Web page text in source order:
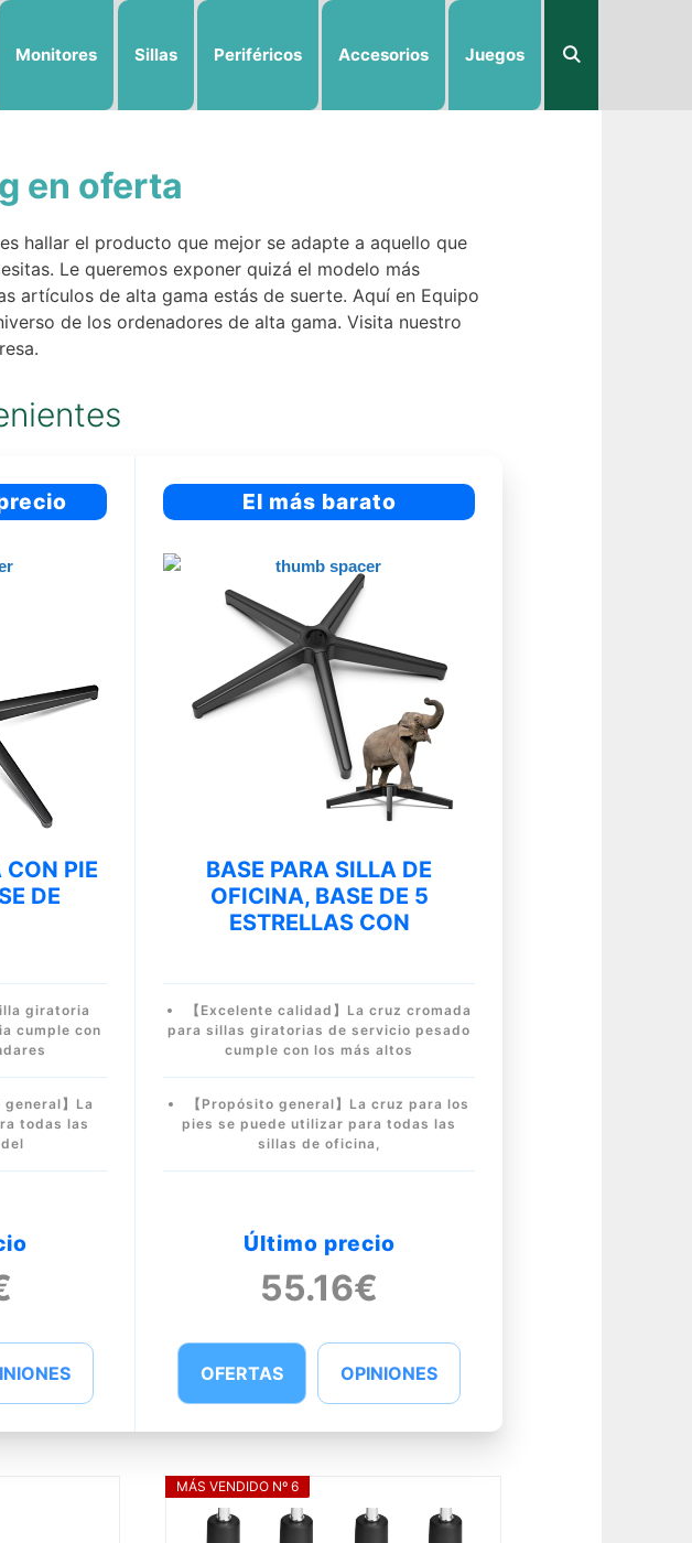
Monitores Sillas Periféricos Accesorios Juegos
en oferta
hallar el producto que mejor se adapte a aquello que
Le queremos exponer quizá el modelo más
artículos de alta gama estás de suerte. Aquí en Equipo
de los ordenadores de alta gama. Visita nuestro
PIE
DE
giratoria
cumple con
general】La
todas las
El más barato
BASE PARA SILLA DE
OFICINA, BASE DE 5
ESTRELLAS CON
【Excelente calidad】La cruz cromada
para sillas giratorias de servicio pesado
cumple con los más altos
【Propósito general】La cruz para los
pies se puede utilizar para todas las
sillas de oficina,
Último precio
55.16€
OFERTAS OPINIONES
MÁS VENDIDO Nº 6